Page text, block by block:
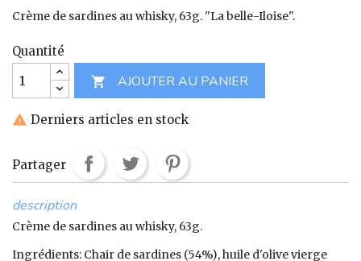
Crème de sardines au whisky, 63g. "La belle-Iloise".
Quantité

AJOUTER AU PANIER
 Derniers articles en stock
Partager
description
Crème de sardines au whisky, 63g.
Ingrédients: Chair de sardines (54%), huile d'olive vierge